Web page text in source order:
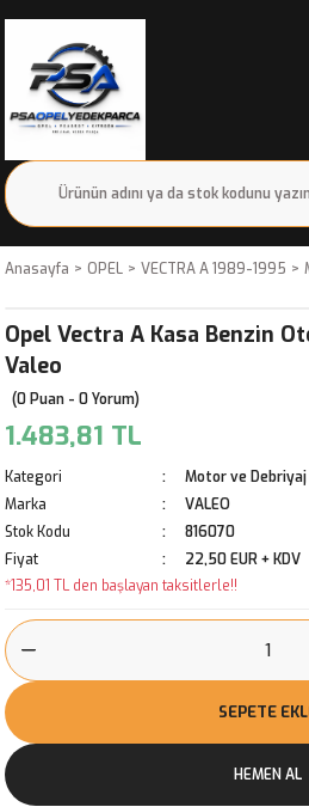
Anasayfa OPEL VECTRA A 1989-1995
Opel Vectra A Kasa Benzin
Valeo
(0 Puan - 0 Yorum)
1.483,81 TL
Kategori
Motor ve Debriyaj
Marka
VALEO
Stok Kodu
816070
Fiyat
22,50 EUR + KDV
*135,01 TL den başlayan taksitlerle!!
SEPETE
HEMEN AL